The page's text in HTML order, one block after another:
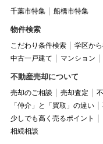
千葉市特集 船橋市特集
物件検索
こだわり条件検索 学区か
中古一戸建て
マンション
不動産売却について
売却のご相談 売却査定
「仲介」と「買取」の違い
少しでも高く売るポイント
相続相談